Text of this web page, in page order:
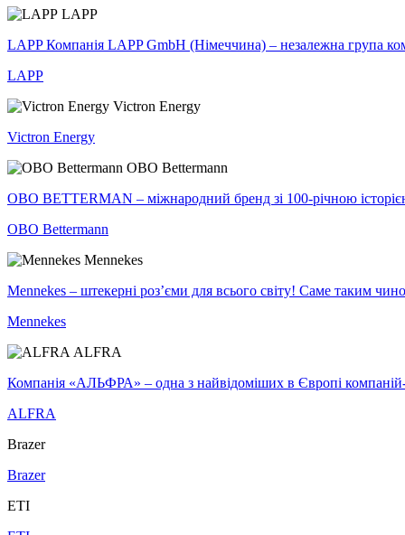
LAPP
LAPP Компанія LAPP GmbH (Німеччина) – незалежна група
LAPP
Victron Energy
Victron Energy
OBO Bettermann
OBO BETTERMAN – міжнародний бренд зі 100-річною
OBO Bettermann
Mennekes
Mennekes – штекерні роз’єми для всього світу! Саме таким
Mennekes
ALFRA
Компанія «АЛЬФРА» – одна з найвідоміших в Європі компаній-
ALFRA
Brazer
Brazer
ETI